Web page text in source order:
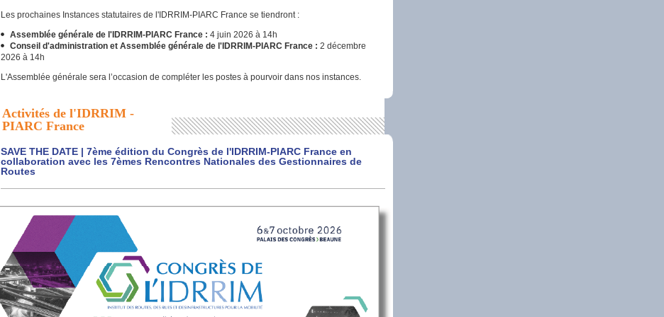
Les prochaines Instances statutaires de l'IDRRIM-PIARC France se tiendront :
Assemblée générale de l'IDRRIM-PIARC France : 4 juin 2026 à 14h
Conseil d'administration et Assemblée générale de l'IDRRIM-PIARC France : 2 décembre
2026 à 14h
L'Assemblée générale sera l’occasion de compléter les postes à pourvoir dans nos instances.
Activités de l'IDRRIM -
PIARC France
SAVE THE DATE | 7ème édition du Congrès de l'IDRRIM-PIARC France en
collaboration avec les 7èmes Rencontres Nationales des Gestionnaires de
Routes